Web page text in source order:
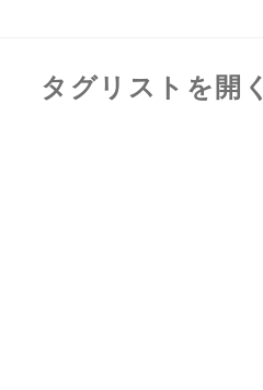
タグリストを開く